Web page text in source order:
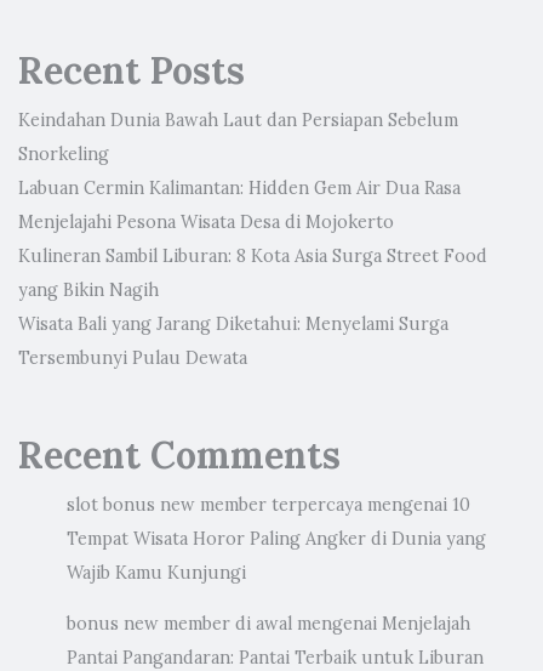
Recent Posts
Keindahan Dunia Bawah Laut dan Persiapan Sebelum
Snorkeling
Labuan Cermin Kalimantan: Hidden Gem Air Dua Rasa
Menjelajahi Pesona Wisata Desa di Mojokerto
Kulineran Sambil Liburan: 8 Kota Asia Surga Street Food
yang Bikin Nagih
Wisata Bali yang Jarang Diketahui: Menyelami Surga
Tersembunyi Pulau Dewata
Recent Comments
slot bonus new member terpercaya mengenai 10
Tempat Wisata Horor Paling Angker di Dunia yang
Wajib Kamu Kunjungi
bonus new member di awal mengenai Menjelajah
Pantai Pangandaran: Pantai Terbaik untuk Liburan